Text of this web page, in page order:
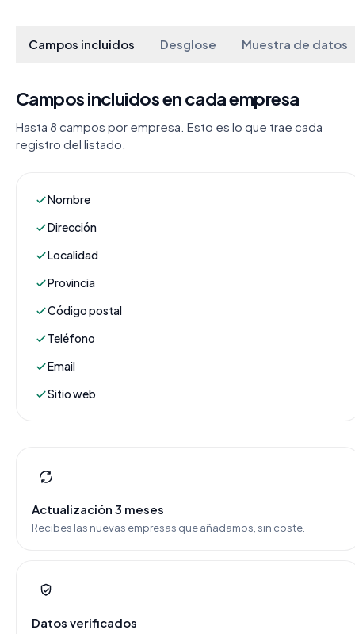
Campos incluidos Desglose Muestra de datos
Campos incluidos en cada empresa
Hasta 8 campos por empresa. Esto es lo que trae cada
registro del listado.
Nombre
Dirección
Localidad
Provincia
Código postal
Teléfono
Email
Sitio web
Actualización 3 meses
Recibes las nuevas empresas que añadamos, sin coste.
Datos verificados